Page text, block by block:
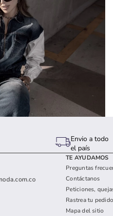
Envio a todo
el país
TE AYUDAMOS
Preguntas
Contáctanos
Peticiones,
Rastrea tu pedido
Mapa del sitio